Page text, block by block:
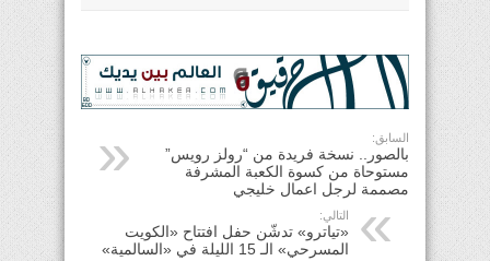
السابق:
بالصور.. نسخة فريدة من “رولز رويس”
مستوحاة من كسوة الكعبة المشرفة
مصممة لرجل اعمال خليجي
التالي:
«تياترو» تدشّن حفل افتتاح «الكويت
المسرحي» الـ 15 الليلة في «السالمية»